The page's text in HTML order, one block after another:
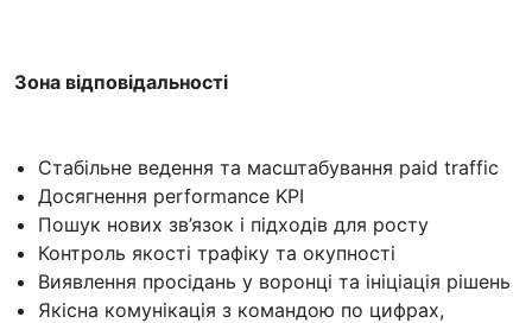
Зона відповідальності
Стабільне ведення та масштабування paid traffic
Досягнення performance KPI
Пошук нових зв’язок і підходів для росту
Контроль якості трафіку та окупності
Виявлення просідань у воронці та ініціація рішень
Якісна комунікація з командою по цифрах,